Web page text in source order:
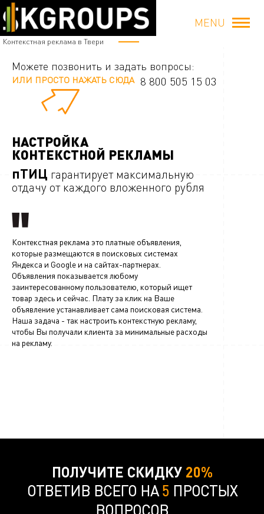
Контекстная реклама в Твери
MENU
Можете позвонить и задать вопросы:
ИЛИ ПРОСТО НАЖАТЬ СЮДА 8 800 505 15 03
НАСТРОЙКА
КОНТЕКСТНОЙ РЕКЛАМЫ
пТИЦ гарантирует максимальную
отдачу от каждого вложенного рубля
Контекстная реклама это платные объявления,
которые размещаются в поисковых системах
Яндекса и Google и на сайтах-партнерах.
Объявления показывается любому
заинтересованному пользователю, который ищет
товар здесь и сейчас. Плату за клик на Ваше
объявление устанавливает сама поисковая система.
Наша задача - так настроить контекстную рекламу,
чтобы Вы получали клиента за минимальные расходы
на рекламу.
ПОЛУЧИТЕ СКИДКУ 20%
ОТВЕТИВ ВСЕГО НА5 ПРОСТЫХ